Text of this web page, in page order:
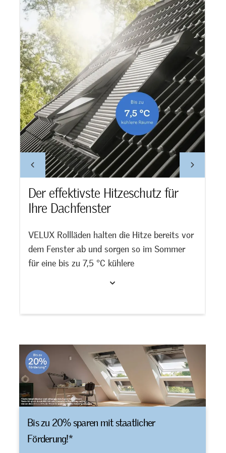
Der effektivste Hitzeschutz für
Ihre Dachfenster
VELUX Rollläden halten die Hitze bereits vor
dem Fenster ab und sorgen so im Sommer
für eine bis zu 7,5 °C kühlere
Bis zu 20% sparen mit staatlicher
Förderung!*